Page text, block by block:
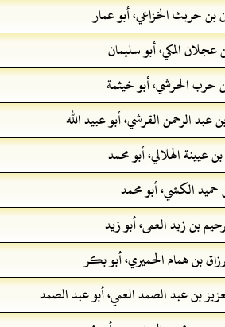
بن حريث الخزاعي، أبو عمار
عجلان المكي، أبو سليمان
حرب الحرشي، أبو خيثمة
عبد الرحمن القرشي، أبو عبيد الله
عيينة الهلالي، أبو محمد
الكشي، أبو محمد
بن زيد العمى، أبو زيد
بن همام الحميري، أبو بكر
بن عبد الصمد العمي، أبو عبد الصمد